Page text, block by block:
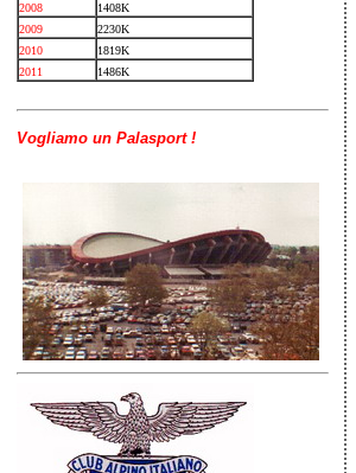
2008
1408K
2009
2230K
2010
1819K
2011
1486K
Vogliamo un Palasport !